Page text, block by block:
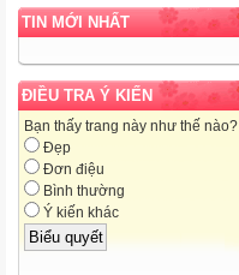
TIN MỚI NHẤT
ĐIỀU TRA Ý KIẾN
Bạn thấy trang này như thế nào?
Đẹp
Đơn điệu
Bình thường
Ý kiến khác